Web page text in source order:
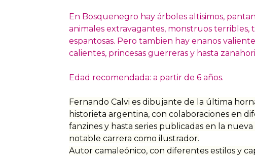
En Bosquenegro hay árboles altisimos,
animales extravagantes, monstruos terribles,
espantosas. Pero tambien hay enanos
calientes, princesas guerreras y hasta
Edad recomendada: a partir de 6 años.
Fernando Calvi es dibujante de la última
historieta argentina, con colaboraciones en
fanzines y hasta series publicadas en la nueva
notable carrera como ilustrador.
Autor camaleónico, con diferentes estilos y